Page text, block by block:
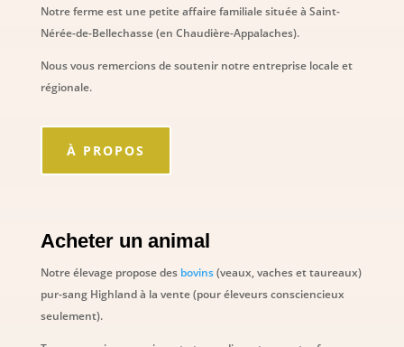
Notre ferme est une petite affaire familiale située à Saint-
Nérée-de-Bellechasse (en Chaudière-Appalaches).
Nous vous remercions de soutenir notre entreprise locale et
régionale.
À PROPOS
Acheter un animal
Notre élevage propose des bovins(veaux, vaches et taureaux)
pur-sang Highland à la vente (pour éleveurs consciencieux
seulement).